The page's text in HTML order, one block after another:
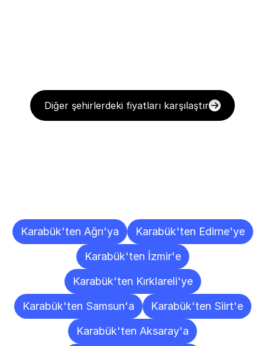
Diğer şehirlerdeki fiyatları karşılaştır
Karabük'ten Ağrı'ya
Karabük'ten Edirne'ye
Karabük'ten İzmir'e
Karabük'ten Kırklareli'ye
Karabük'ten Samsun'a
Karabük'ten Siirt'e
Karabük'ten Aksaray'a